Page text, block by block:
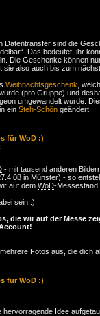
hier Beschwerden
ausgesprochen
Fall vor dem Rat behandelt
von 10% können
für
möglich bei leichten
helfen.
können von dem
dreisten Fällen von
Spieler gar nicht zu
nun nichts vergessen,
Datentransfer sind die
Das bedeutet, ihr
Die Geschenke können
sie also auch bis zum
Weihnachtsgeschenk ,
(pro Gruppe) und
umgewandelt wurde.
ein Steh-Schön geändert.
für WoD :)
- mit tausend anderen
in Münster) - so
auf dem WoD-Messestand
sein :)
die wir auf der Messe
Fotos aus, die dich
dass wir Dein
um zwei Tage verlängert
ist nächste Woche
auswählen und/oder
für WoD :)
hervorragende Idee